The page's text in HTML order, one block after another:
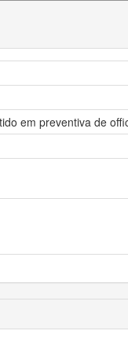
em preventiva de